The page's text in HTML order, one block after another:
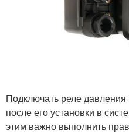
Подключать реле давления
после его установки в
этим важно выполнить